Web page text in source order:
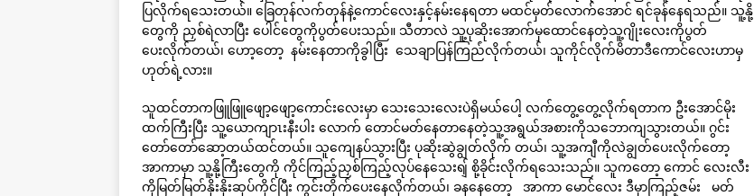
ပြလိုက်ရသေးတယ်။ ခြေတုန်လက်တုန်နဲ့ကောင်လေးနှင့်နမ်းနေရတာ မထင်မှတ်လောက်အောင် ရင်ခုန်နေရသည်။ သူ့နို့
တွေကို ညှစ်ရဲလာပြီး ပေါင်တွေကိုပွတ်ပေးသည်။ သီတာလဲ သူ့ပုဆိုးအောက်မှထောင်နေတဲ့သူ့ဂျိုးလေးကိုပွတ်
ပေးလိုက်တယ်၊ ဟော့တော့ နမ်းနေတာကိုခွါပြီး သေချာပြန်ကြည်ံလိုက်တယ်၊ သူကိုင်လိုက်မိတာဒီကောင်လေးဟာမှ
ဟုတ်ရဲ့လား။
သူထင်တာကဖြူဖြူဖျော့ဖျော့ကောင်းလေးမှာ သေးသေးလေးပဲရှိမယ်ပေါ့ လက်တွေ့တွေ့လိုက်ရတာက ဦးအောင်မိုး
ထက်ကြီးပြီး သူ့ယောကျာၤးနီးပါး လောက် တောင်မတ်နေတာနေတဲ့သူ့အရွယ်အစားကိုသဘောကျသွားတယ်။ ဂွင်း
တော်တော်ဆော့တယ်ထင်တယ်။ သူကျေနပ်သွားပြီး ပုဆိုးဆွဲချွတ်လိုက် တယ်၊ သူ့အကျီကိုလဲချွတ်ပေးလိုက်တော့
အာကာမှာ သူ့နို့ကြီးတွေကို ကိုင်ကြည့်ညှစ်ကြည့်လုပ်နေသေးရျ် စို့ခိုင်းလိုက်ရသေးသည်။ သူကတော့ ကောင် လေးလီး
ကိုမြတ်မြတ်နိုးနိုးဆုပ်ကိုင်ပြီး ကွင်းတိုက်ပေးနေလိုက်တယ်၊ ခနနေတော့ အာကာ မောင်လေး ဒီမှာကြည့်ဇမ်း မတ်